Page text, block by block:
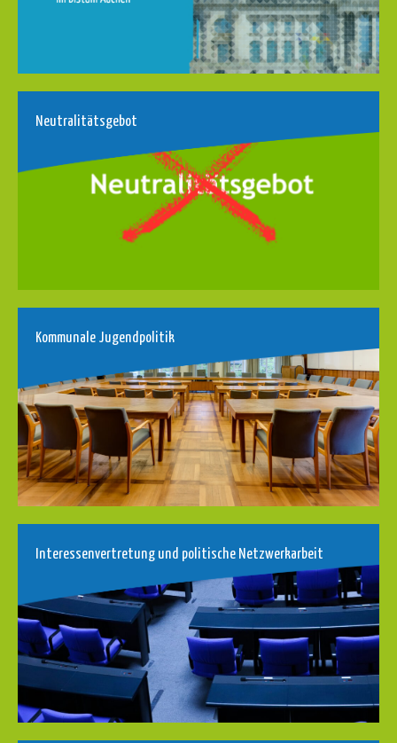
Neutralitätsgebot
Kommunale Jugendpolitik
Interessenvertretung und politische Netzwerkarbeit